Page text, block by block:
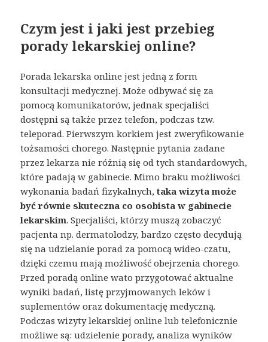
Czym jest i jaki jest przebieg
porady lekarskiej online?
Porada lekarska online jest jedną z form
konsultacji medycznej. Może odbywać się za
pomocą komunikatorów, jednak specjaliści
dostępni są także przez telefon, podczas tzw.
teleporad. Pierwszym korkiem jest zweryfikowanie
tożsamości chorego. Następnie pytania zadane
przez lekarza nie różnią się od tych standardowych,
które padają w gabinecie. Mimo braku możliwości
wykonania badań fizykalnych,taka wizyta może
być równie skuteczna co osobista w gabinecie
lekarskim. Specjaliści, którzy muszą zobaczyć
pacjenta np. dermatolodzy, bardzo często decydują
się na udzielanie porad za pomocą wideo-czatu,
dzięki czemu mają możliwość obejrzenia chorego.
Przed poradą online wato przygotować aktualne
wyniki badań, listę przyjmowanych leków i
suplementów oraz dokumentację medyczną.
Podczas wizyty lekarskiej online lub telefonicznie
możliwe są: udzielenie porady, analiza wyników